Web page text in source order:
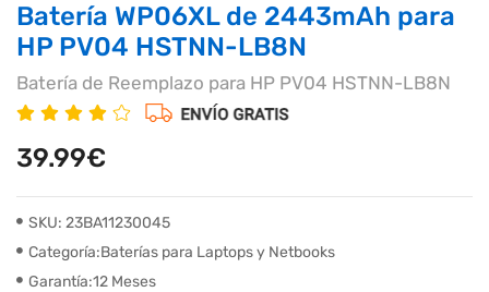
Batería WP06XL de 2443mAh para
HP PV04 HSTNN-LB8N
Batería de Reemplazo para HP PV04 HSTNN-LB8N
39.99€
SKU: 23BA11230045
Categoría:Baterías para Laptops y Netbooks
Garantía:12 Meses